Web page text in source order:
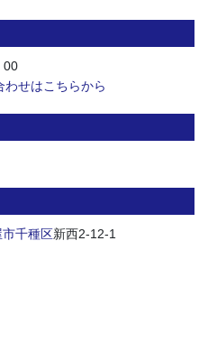
00
わせはこちらから
市千種区新西2-12-1